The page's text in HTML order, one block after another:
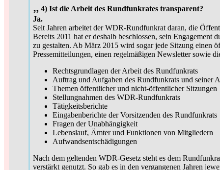
„ 4) Ist die Arbeit des Rundfunkrates transparent?
Ja.
Seit Jahren arbeitet der WDR-Rundfunkrat daran, die
Bereits 2011 hat er deshalb beschlossen, sein
zu gestalten. Ab März 2015 wird sogar jede Sitzung einen
Pressemitteilungen, einen regelmäßigen Newsletter sowie
Rechtsgrundlagen der Arbeit des Rundfunkrats
Auftrag und Aufgaben des Rundfunkrats und seiner
Themen öffentlicher und nicht-öffentlicher Sitzungen
Stellungnahmen des WDR-Rundfunkrats
Tätigkeitsberichte
Eingabenberichte der Vorsitzenden des Rundfunkrats
Fragen der Unabhängigkeit
Lebenslauf, Ämter und Funktionen von Mitgliedern
Aufwandsentschädigungen
Nach dem geltenden WDR-Gesetz steht es dem
verstärkt genutzt. So gab es in den vergangenen Jahren